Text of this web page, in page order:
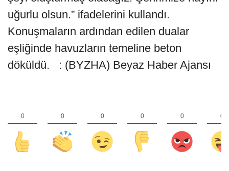
uğurlu olsun.” ifadelerini kullandı.
Konuşmaların ardından edilen dualar
eşliğinde havuzların temeline beton
döküldü. : (BYZHA) Beyaz Haber Ajansı